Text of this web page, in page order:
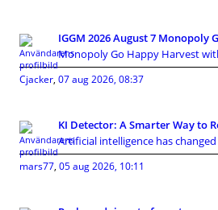
IGGM 2026 August 7 Monopoly
Monopoly Go Happy Harvest
Cjacker, 07 aug 2026, 08:37
KI Detector: A Smarter Way to
Artificial intelligence has
mars77, 05 aug 2026, 10:11